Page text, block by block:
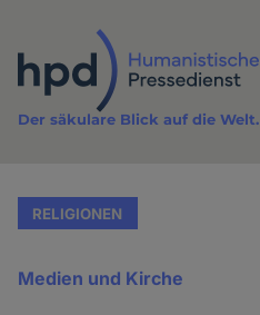
Inhalt
Der säkulare Blick auf die Welt.
RELIGIONEN
Medien und Kirche